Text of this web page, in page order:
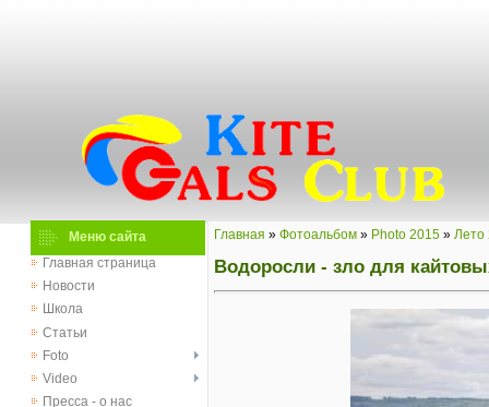
Меню сайта
Главная страница
Новости
Школа
Статьи
Foto
Video
Пресса - о нас
Главная » Фотоальбом » Photo 2015 » Лето
Водоросли - зло для